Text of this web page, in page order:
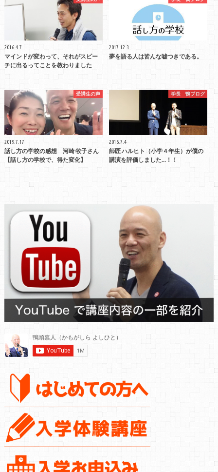
2016.4.7
マインドが変わって、それがスピー
チに出るってことを教わりました
2017.12.3
夢を語る人は皆んな嘘つきである。
受講生の声
2019.7.17
話し方の学校の感想 河崎 牧子さん
【話し方の学校で、得た変化】
学長 鴨ブログ
2016.7.4
師匠 ハルヒト（小学４年生）が僕の
講演を評価しました…！！